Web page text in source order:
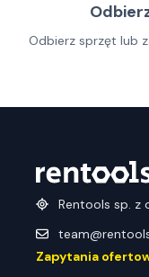
Odbierz sprzęt lub
Rentools sp. z
Zapytania